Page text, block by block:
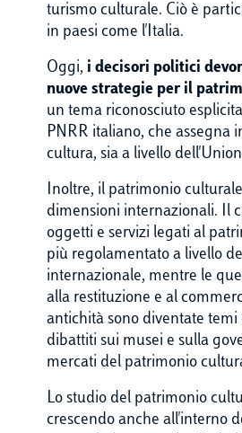
turismo culturale. Ciò è
in paesi come l'Italia.
Oggi, i decisori politici
nuove strategie per il
un tema riconosciuto
PNRR italiano, che assegna
cultura, sia a livello
Inoltre, il patrimonio
dimensioni internazionali. Il
oggetti e servizi legati al
più regolamentato a livello
internazionale, mentre le
alla restituzione e al
antichità sono diventate temi
dibattiti sui musei e sulla
mercati del patrimonio
Lo studio del patrimonio
crescendo anche all'interno